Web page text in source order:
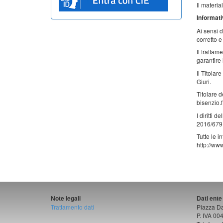
Il
Ai sensi
corretto
Il
garantire
Il
Giuri.
Titolare
I diritti
2016/679.
Tutte le
http://
Note legali
Trattamento dati
Dati ente
Piazza
P. IVA